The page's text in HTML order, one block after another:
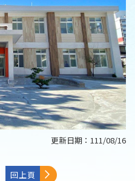
更新日期： 111/08/16
回上頁